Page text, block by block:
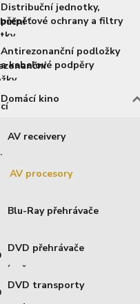
Distribuční jednotky,
přepěťové ochrany a filtry
Antirezonanční podložky
a kabelové podpěry
Domácí kino
AV receivery
AV procesory
Blu-Ray přehrávače
DVD přehrávače
DVD transporty